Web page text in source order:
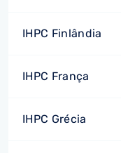
IHPC Finlândia
IHPC França
IHPC Grécia